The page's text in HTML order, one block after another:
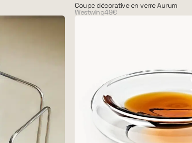
Coupe décorative en verre Aurum
Westwing49€